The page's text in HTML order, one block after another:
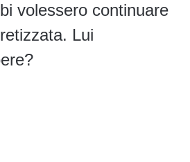
volessero continuare
Lui